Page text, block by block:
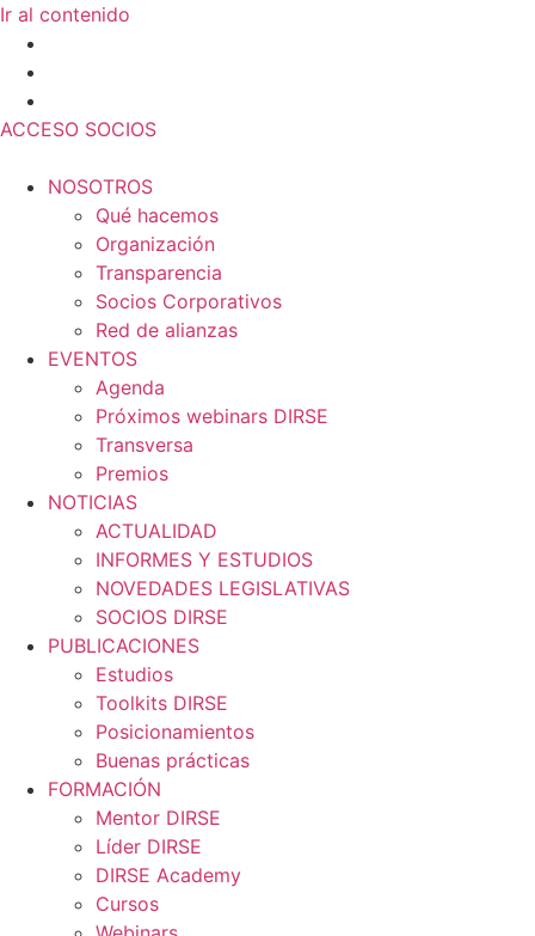
Ir al contenido
ACCESO SOCIOS
NOSOTROS
Qué hacemos
Organización
Transparencia
Socios Corporativos
Red de alianzas
EVENTOS
Agenda
Próximos webinars DIRSE
Transversa
Premios
NOTICIAS
ACTUALIDAD
INFORMES Y ESTUDIOS
NOVEDADES LEGISLATIVAS
SOCIOS DIRSE
PUBLICACIONES
Estudios
Toolkits DIRSE
Posicionamientos
Buenas prácticas
FORMACIÓN
Mentor DIRSE
Líder DIRSE
DIRSE Academy
Cursos